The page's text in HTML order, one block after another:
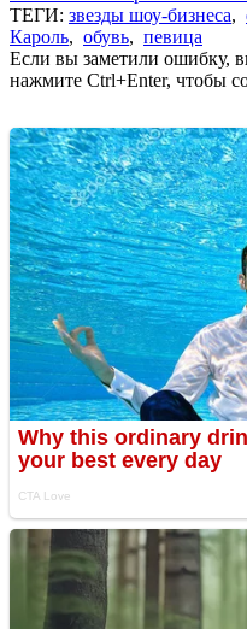
ТЕГИ: звезды шоу-бизнеса,
Кароль, обувь, певица
Если вы заметили ошибку,
нажмите Ctrl+Enter, чтобы